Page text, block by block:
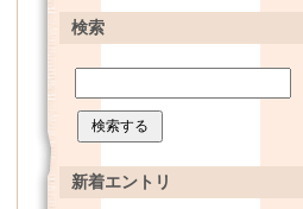
検索
新着エントリ